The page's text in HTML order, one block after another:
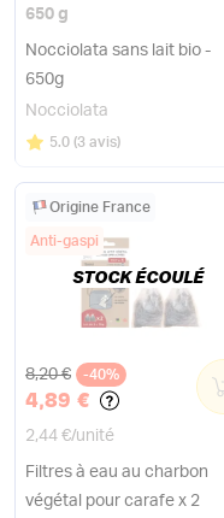
650 g
Nocciolata sans lait bio -
650g
Nocciolata
Note
5.0 sur 5
(3 avis)
Origine France
Anti-gaspi
Ancien prix
8,20 € -40%
4,89 €
2,44 €/unité
Filtres à eau au charbon
végétal pour carafe x 2
STOCK ÉCOULÉ